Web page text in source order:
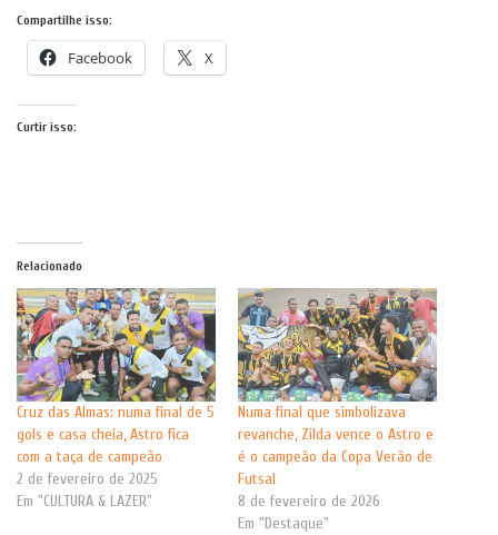
Compartilhe isso:
Facebook X
Curtir isso:
Relacionado
Cruz das Almas: numa final de 5
gols e casa cheia, Astro fica
com a taça de campeão
2 de fevereiro de 2025
Em "CULTURA & LAZER"
Numa final que simbolizava
revanche, Zilda vence o Astro e
é o campeão da Copa Verão de
Futsal
8 de fevereiro de 2026
Em "Destaque"